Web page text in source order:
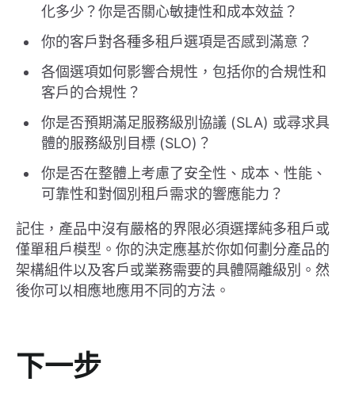
化多少？你是否關心敏捷性和成本效益？
你的客戶對各種多租戶選項是否感到滿意？
各個選項如何影響合規性，包括你的合規性和
客戶的合規性？
你是否預期滿足服務級別協議 (SLA) 或尋求具
體的服務級別目標 (SLO)？
你是否在整體上考慮了安全性、成本、性能、
可靠性和對個別租戶需求的響應能力？
記住，產品中沒有嚴格的界限必須選擇純多租戶或
僅單租戶模型。你的決定應基於你如何劃分產品的
架構組件以及客戶或業務需要的具體隔離級別。然
後你可以相應地應用不同的方法。
下一步